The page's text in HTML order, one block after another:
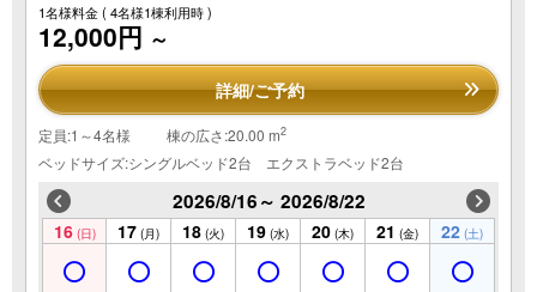
1名様料金( 4名様1棟利用時 )
12,000円 ～
詳細/ご予約
定員:1～4名様 棟の広さ:20.00 m2
ベッドサイズ:シングルベッド2台 エクストラベッド2台
2026/8/16～ 2026/8/22
16 (日) 17 (月) 18 (火) 19 (水) 20 (木) 21 (金) 22 (土)